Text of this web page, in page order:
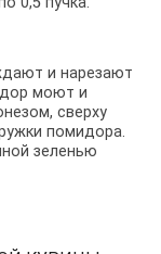
и нарезают
моют и
сверху
помидора.
зеленью